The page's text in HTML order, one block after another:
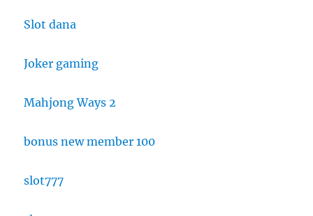
Slot dana
Joker gaming
Mahjong Ways 2
bonus new member 100
slot777